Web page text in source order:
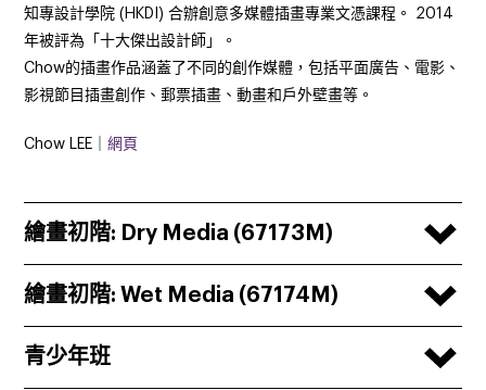
知專設計學院 (HKDI) 合辦創意多媒體插畫專業文憑課程。 2014
年被評為「十大傑出設計師」。
Chow的插畫作品涵蓋了不同的創作媒體，包括平面廣告、電影、
影視節目插畫創作、郵票插畫、動畫和戶外壁畫等。
Chow LEE｜網頁
繪畫初階: Dry Media (67173M)
繪畫初階: Wet Media (67174M)
青少年班